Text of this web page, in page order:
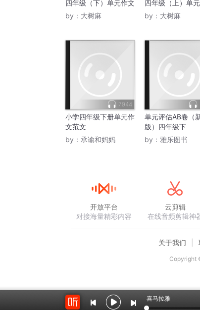
四年级（下）单元作文
by： 大树麻
四年级（上）单
by： 大树麻
7944
小学四年级下册单元作
文范文
by： 承谕和妈妈
单元评估AB卷（
版）四年级下
by： 雅乐图书
喜马拉雅
开放平台
对接海量精彩内容
云剪辑
在线音频剪辑神
关于我们
Copyright